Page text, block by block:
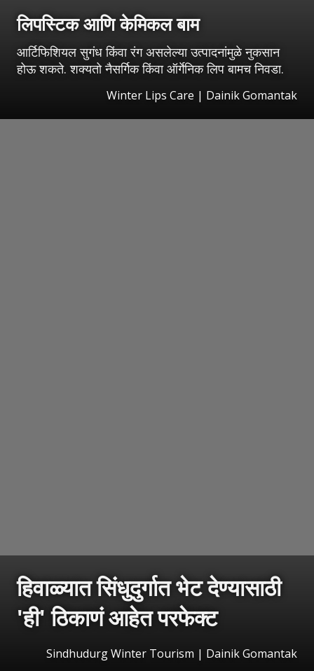
लिपस्टिक आणि केमिकल बाम
आर्टिफिशियल सुगंध किंवा रंग असलेल्या उत्पादनांमुळे नुकसान
होऊ शकते. शक्यतो नैसर्गिक किंवा ऑर्गेनिक लिप बामच निवडा.
Winter Lips Care | Dainik Gomantak
हिवाळ्यात सिंधुदुर्गात भेट देण्यासाठी
'ही' ठिकाणं आहेत परफेक्ट
Sindhudurg Winter Tourism | Dainik Gomantak